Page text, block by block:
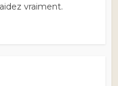
vraiment.